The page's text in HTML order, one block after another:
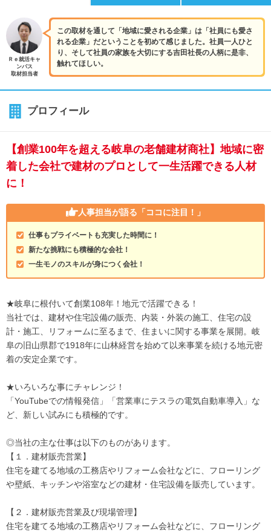
この取材を通して「地域に愛される企業」は「社員にも愛さ
れる企業」だということを初めて感じました。社員一人ひと
り、そして社員の家族を大切にする吉田社長の人柄に是非、
触れてほしい。
Ｒｅ就活キャ
ンパス
取材担当者
プロフィール
【創業100年を超える岐阜の老舗建材商社】地域に密
着した会社で建材のプロとして一生活躍できる人材
に！
人事担当が語る 「ココに注目！」
仕事もプライベートも充実した時間に！
新たな挑戦にも積極的な会社！
一生モノのスキルが身につく会社！
★岐阜に根付いて創業108年！地元で活躍できる！
当社では、建材や住宅設備の販売、内装・外装の施工、住宅の設
計・施工、リフォームに至るまで、住まいに関する事業を展開。岐
阜の旧山県郡で1918年に山林経営を始めて以来事業を続ける地元密
着の安定企業です。
★いろいろな事にチャレンジ！
「YouTubeでの情報発信」「営業車にテスラの電気自動車導入」な
ど、新しい試みにも積極的です。
◎当社の主な仕事は以下のものがあります。
【１．建材販売営業】
住宅を建てる地域の工務店やリフォーム会社などに、フローリング
や壁紙、キッチンや浴室などの建材・住宅設備を販売しています。
【２．建材販売営業及び現場管理】
住宅を建てる地域の工務店やリフォーム会社などに、フローリング